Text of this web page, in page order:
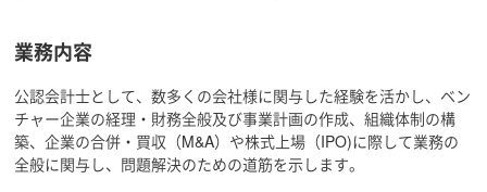
業務内容
公認会計士として、数多くの会社様に関与した経験を活かし、ベン
チャー企業の経理・財務全般及び事業計画の作成、組織体制の構
築、企業の合併・買収（M&A）や株式上場（IPO)に際して業務の
全般に関与し、問題解決のための道筋を示します。